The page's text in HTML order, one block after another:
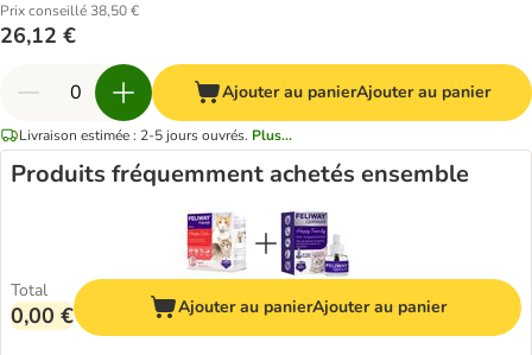
Prix conseillé 38,50 €
26,12 €
Ajouter au panierAjouter au panier
Livraison estimée : 2-5 jours ouvrés. Plus...
Produits fréquemment achetés ensemble
Total
0,00 € Ajouter au panierAjouter au panier